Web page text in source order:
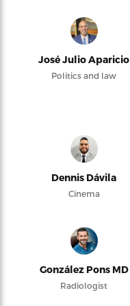
José Julio Aparicio
Politics and law
Dennis Dávila
Cinema
González Pons MD
Radiologist